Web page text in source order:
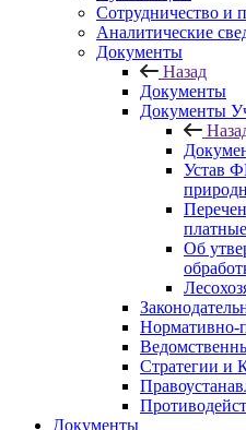
Сотрудничество и
Аналитические
Документы
Назад
Документы
Документы
Устав
Об
Нормативно-
Стратегии и
Документы